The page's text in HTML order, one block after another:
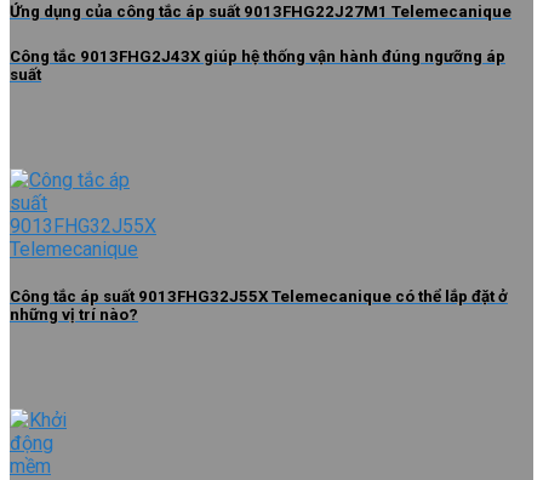
Ứng dụng của công tắc áp suất 9013FHG22J27M1 Telemecanique
Công tắc 9013FHG2J43X giúp hệ thống vận hành đúng ngưỡng áp
suất
Công tắc áp suất 9013FHG32J55X Telemecanique có thể lắp đặt ở
những vị trí nào?